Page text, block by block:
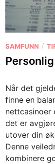
P
o
e
d
i
n
SAMFUNN /
Når det
finne en
nettcasinoer
det er
utover din
Denne
kombinere